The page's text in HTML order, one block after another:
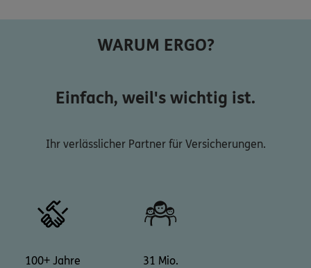
WARUM ERGO?
Einfach, weil's wichtig ist.
Ihr verlässlicher Partner für Versicherungen.
100+ Jahre 31 Mio.